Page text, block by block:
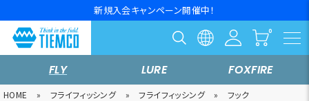
新規入会キャンペーン開催中！
FLY LURE FOXFIRE
HOME » フライフィッシング » フライフィッシング »
フック